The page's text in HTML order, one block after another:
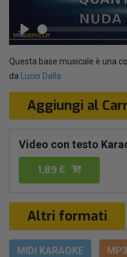
Play
Questa base musicale è una
da
Lucio Dalla
Aggiungi al
Video con testo
1,89 €
Altri formati
MIDI KARAOKE